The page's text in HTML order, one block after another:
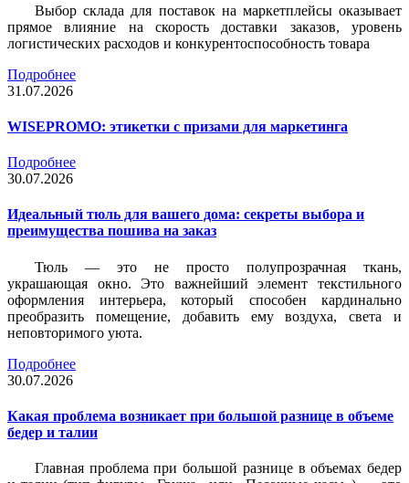
Выбор склада для поставок на маркетплейсы оказывает
прямое влияние на скорость доставки заказов, уровень
логистических расходов и конкурентоспособность товара
Подробнее
31.07.2026
WISEPROMO: этикетки с призами для маркетинга
Подробнее
30.07.2026
Идеальный тюль для вашего дома: секреты выбора и
преимущества пошива на заказ
Тюль — это не просто полупрозрачная ткань,
украшающая окно. Это важнейший элемент текстильного
оформления интерьера, который способен кардинально
преобразить помещение, добавить ему воздуха, света и
неповторимого уюта.
Подробнее
30.07.2026
Какая проблема возникает при большой разнице в объеме
бедер и талии
Главная проблема при большой разнице в объемах бедер